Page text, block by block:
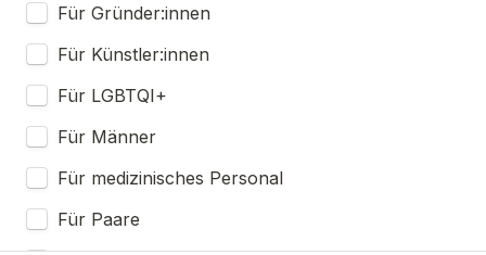
Für Gründer:innen
Für Künstler:innen
Für LGBTQI+
Für Männer
Für medizinisches Personal
Für Paare